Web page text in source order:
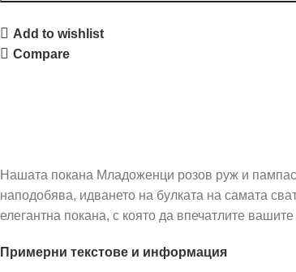
Add to wishlist
Compare
Нашата покана Mладоженци розов руж и
наподобява, идването на булката на самата
елегантна покана, с която да впечатлите
Примерни текстове и информация